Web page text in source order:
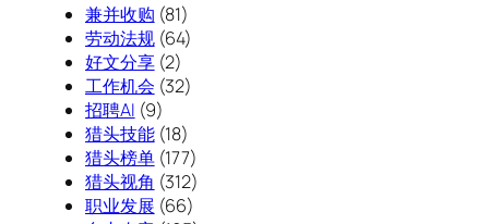
兼并收购 (81)
劳动法规(64)
好文分享(2)
工作机会 (32)
招聘AI (9)
猎头技能(18)
猎头榜单(177)
猎头视角 (312)
职业发展 (66)